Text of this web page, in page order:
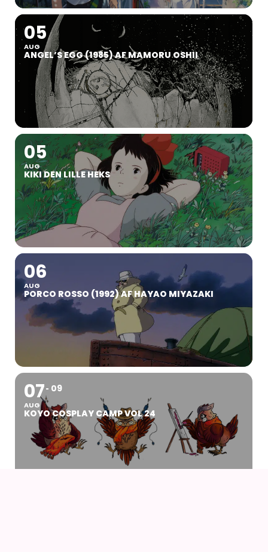
05
AUG
ANGEL’S EGG (1985) AF MAMORU OSHII
05
AUG
KIKI DEN LILLE HEKS
06
AUG
PORCO ROSSO (1992) AF HAYAO MIYAZAKI
07
AUG
09
KOYO COSPLAY CAMP VOL 24